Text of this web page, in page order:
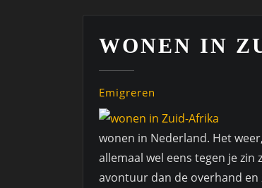
WONEN IN
Emigreren
wonen in Nederland. Het
allemaal wel eens tegen je
avontuur dan de overhand